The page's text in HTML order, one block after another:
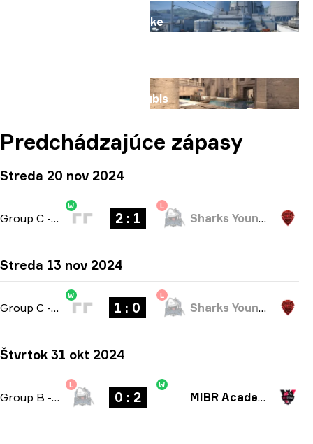
Nuke
Anubis
Predchádzajúce zápasy
Streda 20 nov 2024
Group C - bo3
W
2 : 1
L
Sharks Youngsters
Streda 13 nov 2024
Group C - bo1
W
1 : 0
L
Sharks Youngsters
Štvrtok 31 okt 2024
Group B - bo3
L
0 : 2
W
MIBR Academy